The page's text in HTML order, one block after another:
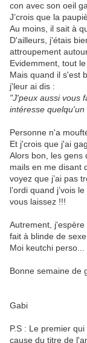
con avec son oeil
J’crois que la
Au moins, il sait à
D'ailleurs, j'étais
attroupement
Evidemment, tout
Mais quand il s'est
j'leur ai dis :
"J'peux aussi vous
intéresse quelqu'un
Personne n'a
Et j'crois que j'ai
Alors bon, les gens
mails en me disant
voyez que j’ai pas
l’ordi quand j’vois
vous laissez !!!
Autrement,
fait à blinde de
Moi keutchi perso...
Bonne semaine de
Gabi
P.S : Le premier
cause du titre de